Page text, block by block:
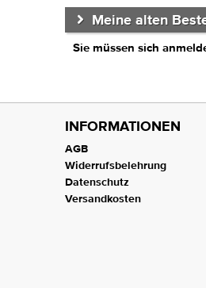
Meine alten
Sie müssen sich
INFORMATIONEN
AGB
Widerrufsbelehrung
Datenschutz
Versandkosten